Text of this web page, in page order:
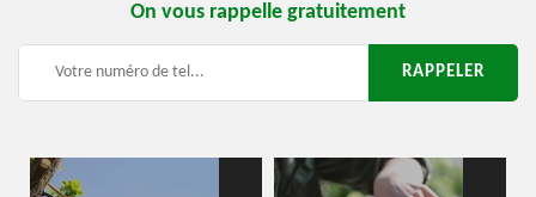
On vous rappelle gratuitement